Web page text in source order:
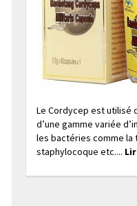
Le Cordycep est utilisé
d’une gamme variée
les bactéries comme la
staphylocoque etc....